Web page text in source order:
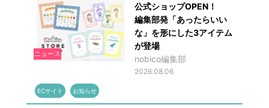
ニュース
公式ショップOPEN！
編集部発「あったらいい
な」を形にした3アイテム
が登場
nobico編集部
2026.08.06
ECサイト お知らせ